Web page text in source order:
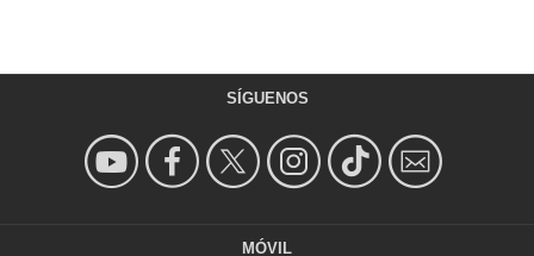
SÍGUENOS
MÓVIL